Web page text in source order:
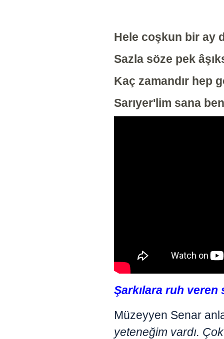
Hele coşkun bir ay
Sazla söze pek
Kaç zamandır hep
Sarıyer'lim sana
Şarkılara ruh veren
Müzeyyen Senar
yeteneğim vardı.